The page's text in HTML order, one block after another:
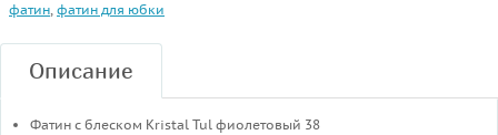
фатин, фатин для юбки
Описание
Фатин с блеском Kristal Tul фиолетовый 38